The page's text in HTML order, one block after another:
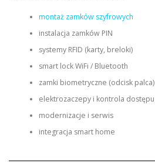
montaż zamków szyfrowych
instalacja zamków PIN
systemy RFID (karty, breloki)
smart lock WiFi / Bluetooth
zamki biometryczne (odcisk palca)
elektrozaczepy i kontrola dostępu
modernizacje i serwis
integracja smart home